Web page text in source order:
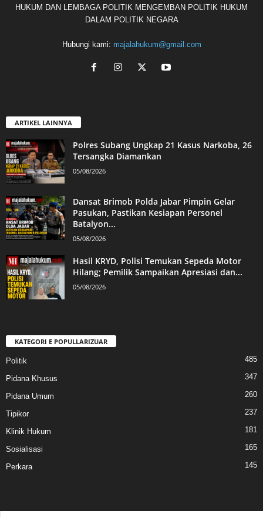
HUKUM DAN LEMBAGA POLITIK MENGEMBAN POLITIK HUKUM
DALAM POLITIK NEGARA
Hubungi kami: majalahukum@gmail.com
ARTIKEL LAINNYA
Polres Subang Ungkap 21 Kasus Narkoba, 26
Tersangka Diamankan
05/08/2026
Dansat Brimob Polda Jabar Pimpin Gelar
Pasukan, Pastikan Kesiapan Personel
Batalyon...
05/08/2026
Hasil KRYD, Polisi Temukan Sepeda Motor
Hilang; Pemilik Sampaikan Apresiasi dan...
05/08/2026
KATEGORI E POPULLARIZUAR
Politik 485
Pidana Khusus 347
Pidana Umum 260
Tipikor 237
Klinik Hukum 181
Sosialisasi 165
Perkara 145